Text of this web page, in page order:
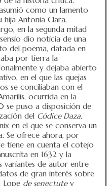
como un lamento
Antonia Clara,
en la segunda mitad
dio noticia de una
del poema, datada en
por tierra la
y dejaba abierto
en el que las quejas
se conciliaban con el
ocurrida en la
se puso a disposición de
del Códice Daza,
en el que se conserva un
Se ofrece ahora, por
tiene en cuenta el cotejo
en 1632 y la
variantes de autor entre
de gran interés sobre
Lope de senectutey